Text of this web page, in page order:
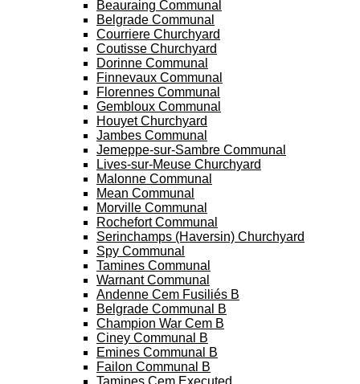
Beauraing Communal
Belgrade Communal
Courriere Churchyard
Coutisse Churchyard
Dorinne Communal
Finnevaux Communal
Florennes Communal
Gembloux Communal
Houyet Churchyard
Jambes Communal
Jemeppe-sur-Sambre Communal
Lives-sur-Meuse Churchyard
Malonne Communal
Mean Communal
Morville Communal
Rochefort Communal
Serinchamps (Haversin) Churchyard
Spy Communal
Tamines Communal
Warnant Communal
Andenne Cem Fusiliés B
Belgrade Communal B
Champion War Cem B
Ciney Communal B
Emines Communal B
Failon Communal B
Tamines Cem Executed